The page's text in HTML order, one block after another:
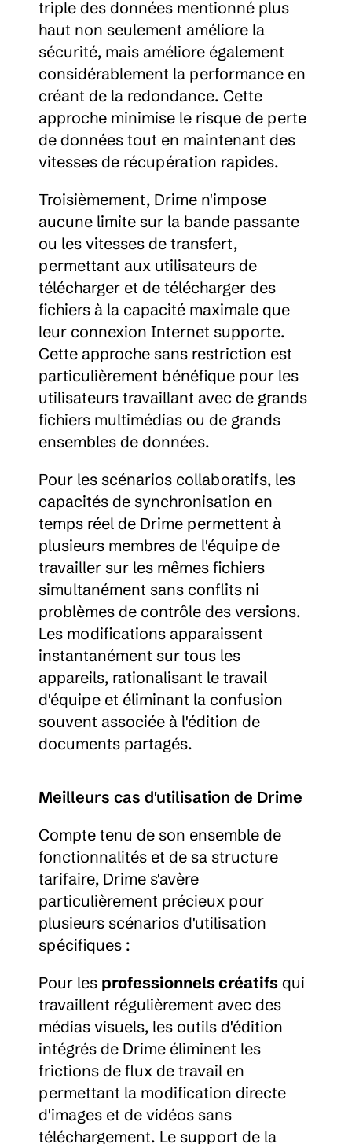
triple des données mentionné plus
haut non seulement améliore la
sécurité, mais améliore également
considérablement la performance en
créant de la redondance. Cette
approche minimise le risque de perte
de données tout en maintenant des
vitesses de récupération rapides.
Troisièmement, Drime n'impose
aucune limite sur la bande passante
ou les vitesses de transfert,
permettant aux utilisateurs de
télécharger et de télécharger des
fichiers à la capacité maximale que
leur connexion Internet supporte.
Cette approche sans restriction est
particulièrement bénéfique pour les
utilisateurs travaillant avec de grands
fichiers multimédias ou de grands
ensembles de données.
Pour les scénarios collaboratifs, les
capacités de synchronisation en
temps réel de Drime permettent à
plusieurs membres de l'équipe de
travailler sur les mêmes fichiers
simultanément sans conflits ni
problèmes de contrôle des versions.
Les modifications apparaissent
instantanément sur tous les
appareils, rationalisant le travail
d'équipe et éliminant la confusion
souvent associée à l'édition de
documents partagés.
Meilleurs cas d'utilisation de Drime
Compte tenu de son ensemble de
fonctionnalités et de sa structure
tarifaire, Drime s'avère
particulièrement précieux pour
plusieurs scénarios d'utilisation
spécifiques :
Pour les professionnels créatifs qui
travaillent régulièrement avec des
médias visuels, les outils d'édition
intégrés de Drime éliminent les
frictions de flux de travail en
permettant la modification directe
d'images et de vidéos sans
téléchargement. Le support de la